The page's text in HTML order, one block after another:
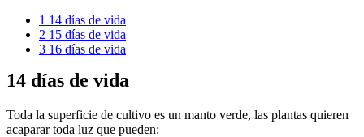
1 14 días de vida
2 15 días de vida
3 16 días de vida
14 días de vida
Toda la superficie de cultivo es un manto verde, las plantas quieren
acaparar toda luz que pueden: